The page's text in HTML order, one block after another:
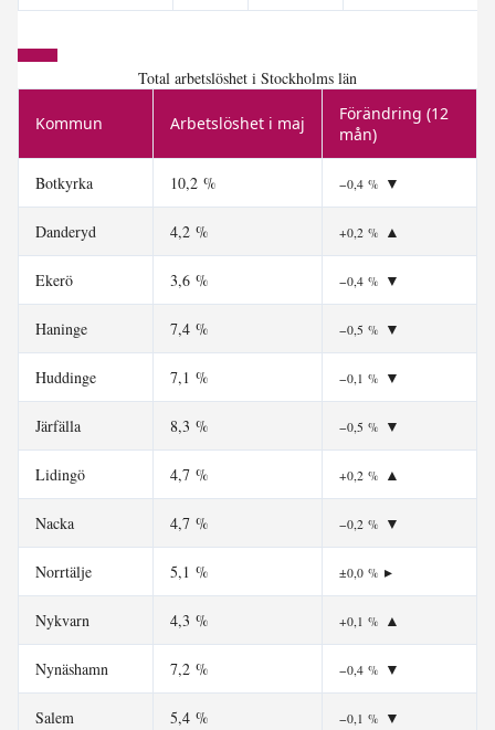
Total arbetslöshet i Stockholms län
Kommun Arbetslöshet i maj
Förändring (12
mån)
Botkyrka 10,2 % −0,4 % ▼
Danderyd 4,2 % +0,2 % ▲
Ekerö 3,6 % −0,4 % ▼
Haninge 7,4 % −0,5 % ▼
Huddinge 7,1 % −0,1 % ▼
Järfälla 8,3 % −0,5 % ▼
Lidingö 4,7 % +0,2 % ▲
Nacka 4,7 % −0,2 % ▼
Norrtälje 5,1 % ±0,0 % ▸
Nykvarn 4,3 % +0,1 % ▲
Nynäshamn 7,2 % −0,4 % ▼
Salem 5,4 % −0,1 % ▼